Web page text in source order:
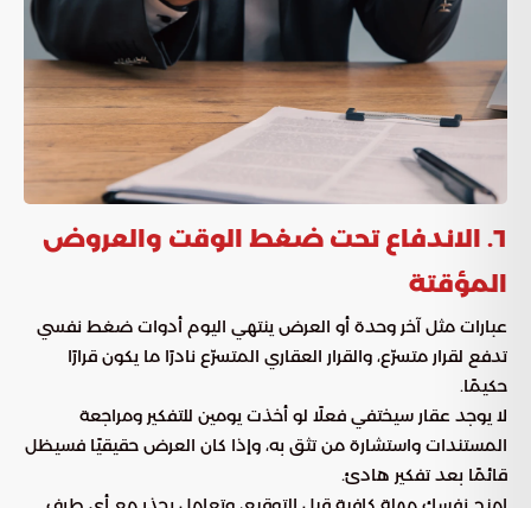
٦. الاندفاع تحت ضغط الوقت والعروض
المؤقتة
عبارات مثل آخر وحدة أو العرض ينتهي اليوم أدوات ضغط نفسي
تدفع لقرار متسرّع، والقرار العقاري المتسرّع نادرًا ما يكون قرارًا
حكيمًا.
لا يوجد عقار سيختفي فعلًا لو أخذت يومين للتفكير ومراجعة
المستندات واستشارة من تثق به، وإذا كان العرض حقيقيًا فسيظل
قائمًا بعد تفكير هادئ.